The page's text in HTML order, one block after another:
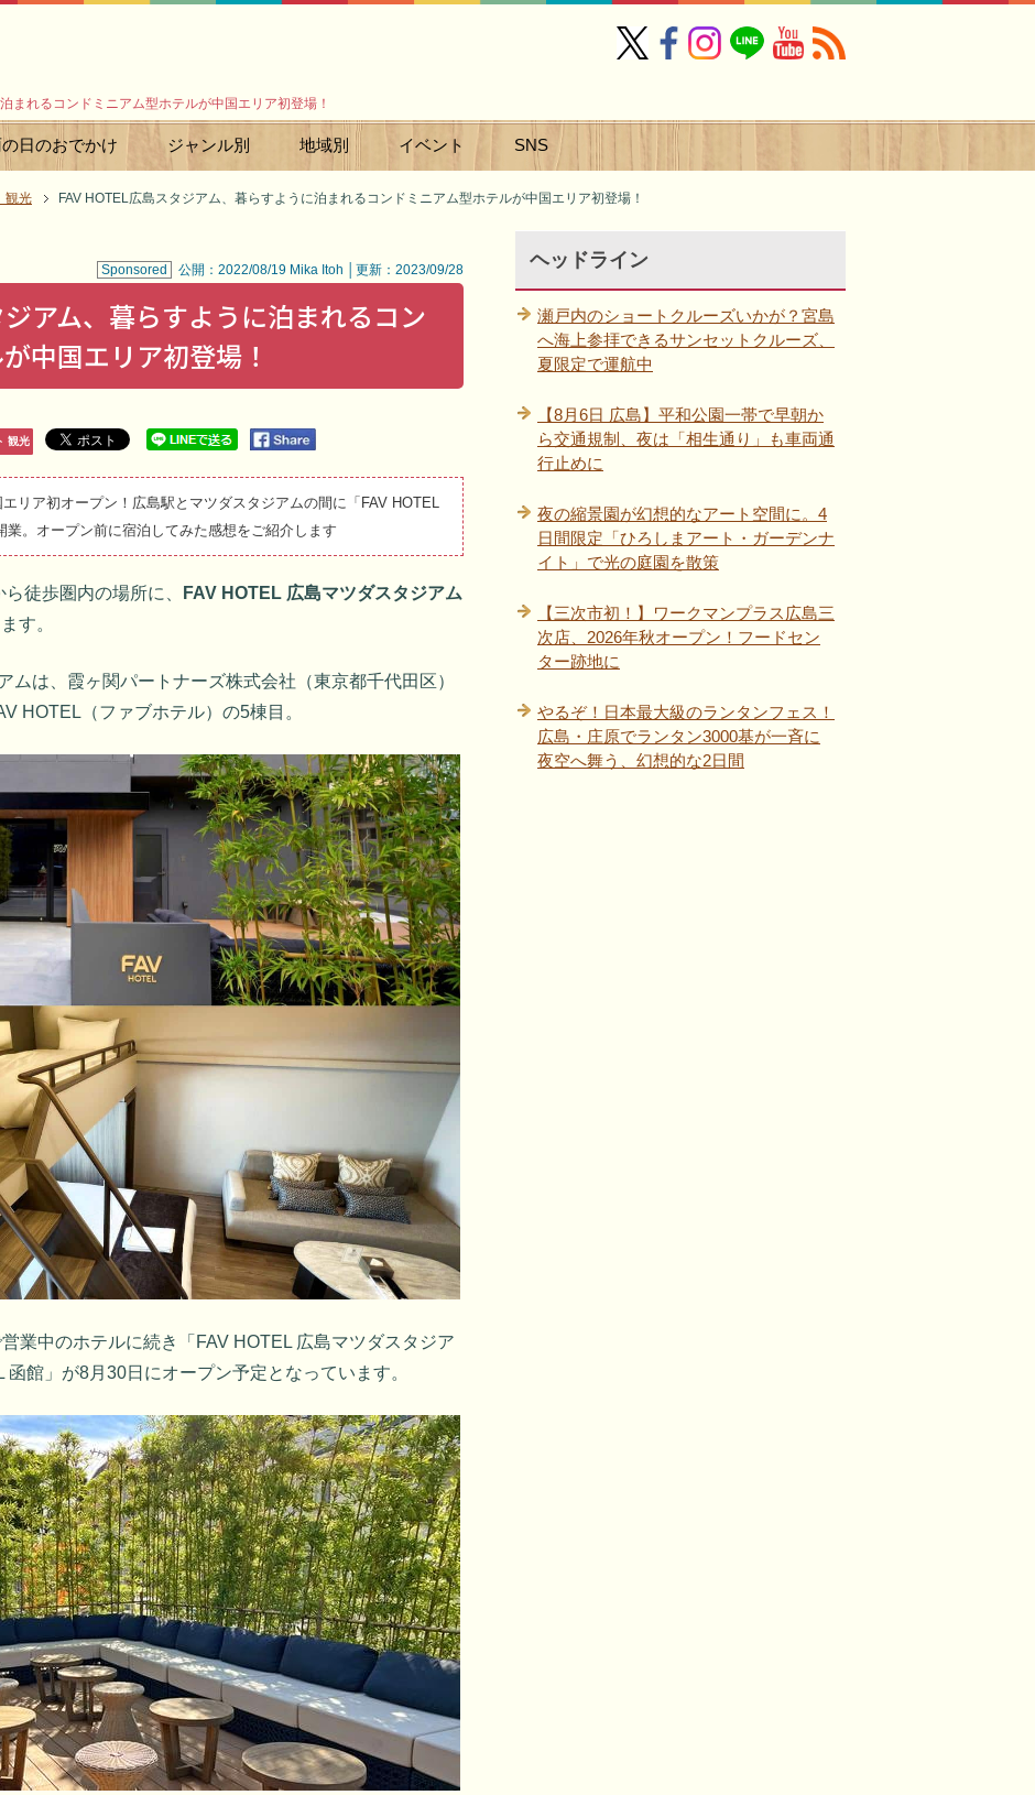
まれるコンドミニアム型ホテルが中国エリア初登場！
日のおでかけ ジャンル別 地域別 イベント SNS
観光 FAV HOTEL広島スタジアム、暮らすように泊まれるコンドミニアム型ホテルが中国エリア初登場！
Sponsored 公開：2022/08/19 Mika Itoh │更新：2023/09/28
ジアム、暮らすように泊まれるコン
中国エリア初登場！
観光
リア初オープン！広島駅とマツダスタジアムの間に「FAV HOTEL
業。オープン前に宿泊してみた感想をご紹介します
ら徒歩圏内の場所に、
FAV HOTEL 広島マツダスタジアム
す。
ムは、霞ヶ関パートナーズ株式会社（東京都千代田区）
HOTEL（ファブホテル）の5棟目。
業中のホテルに続き「FAV HOTEL 広島マツダスタジア
館」が8月30日にオープン予定となっています。
ヘッドライン
瀬戸内のショートクルーズいかが？宮島
へ海上参拝できるサンセットクルーズ、
夏限定で運航中
【8月6日 広島】平和公園一帯で早朝か
ら交通規制、夜は「相生通り」も車両通
行止めに
夜の縮景園が幻想的なアート空間に。4
日間限定「ひろしまアート・ガーデンナ
イト」で光の庭園を散策
【三次市初！】ワークマンプラス広島三
次店、2026年秋オープン！フードセン
ター跡地に
やるぞ！日本最大級のランタンフェス！
広島・庄原でランタン3000基が一斉に
夜空へ舞う、幻想的な2日間